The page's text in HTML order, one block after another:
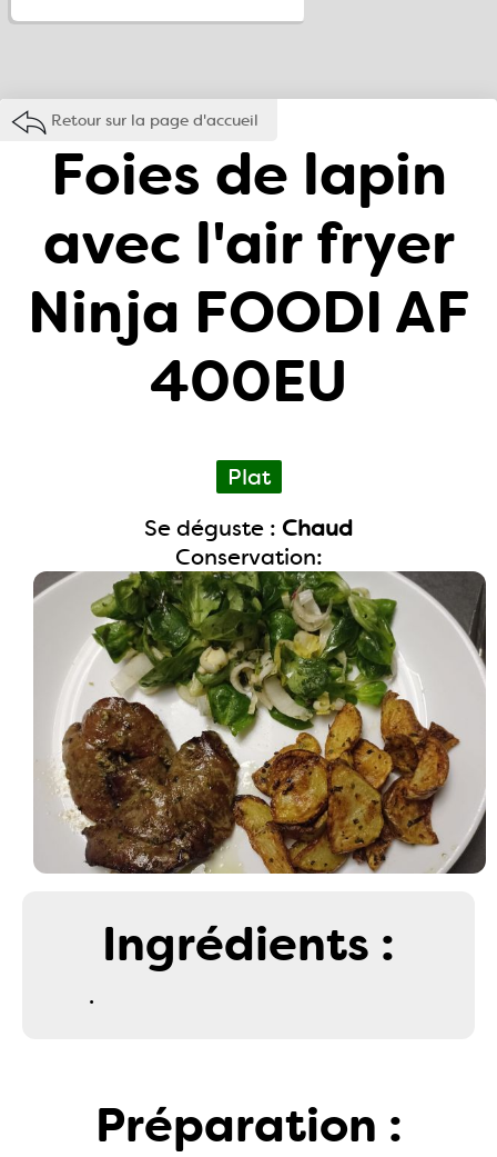
Retour sur la page d'accueil
Foies de lapin
avec l'air fryer
Ninja FOODI AF
400EU
Plat
Se déguste : Chaud
Conservation:
Ingrédients :
.
Préparation :